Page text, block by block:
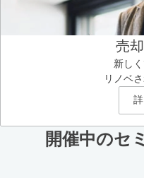
売
新し
リノベ
開催中のセ